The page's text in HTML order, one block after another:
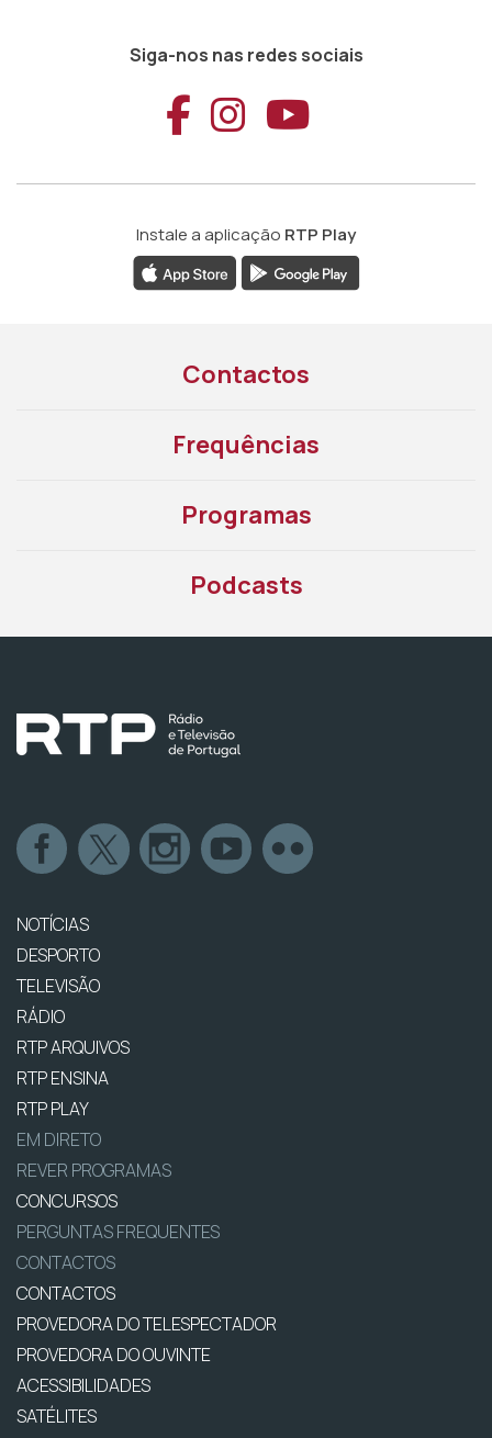
Siga-nos nas redes sociais
Aceder ao
Aceder ao
Aceder
Instale a aplicação RTP Play
Contactos
Frequências
Programas
Podcasts
NOTÍCIAS
DESPORTO
TELEVISÃO
RÁDIO
RTP ARQUIVOS
RTP ENSINA
RTP PLAY
EM DIRETO
REVER PROGRAMAS
CONCURSOS
PERGUNTAS FREQUENTES
CONTACTOS
CONTACTOS
PROVEDORA DO TELESPECTADOR
PROVEDORA DO OUVINTE
ACESSIBILIDADES
SATÉLITES